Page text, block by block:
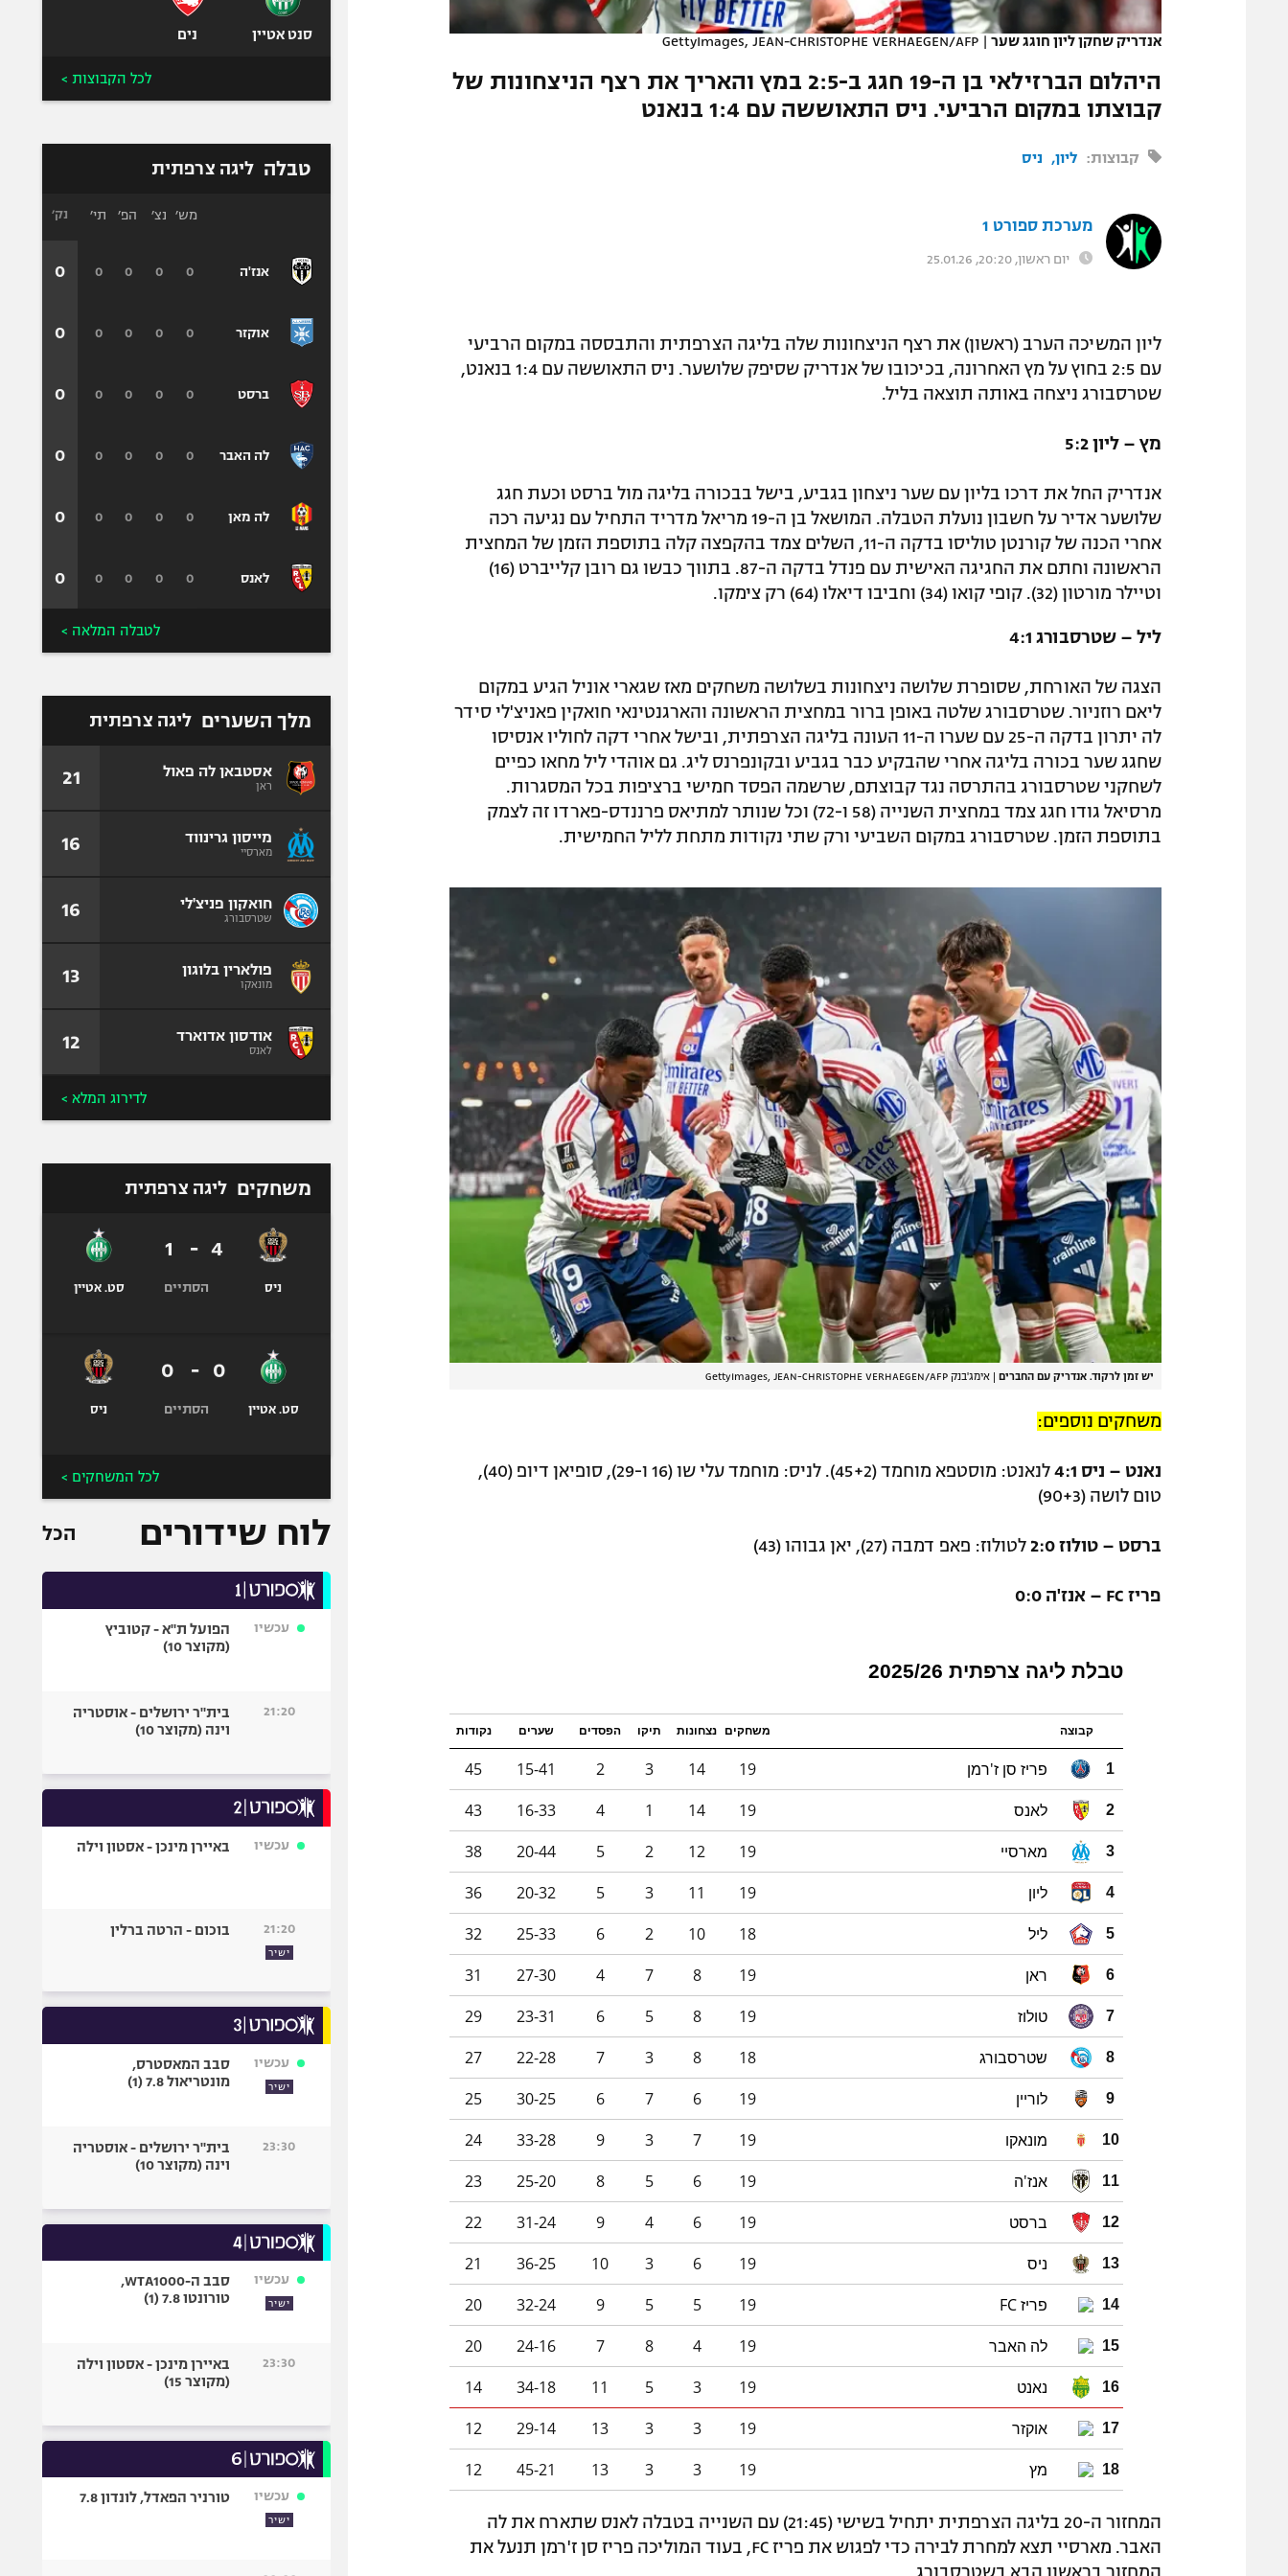
אנדריק שחקן ליון חוגג שער |
GettyImages, JEAN-CHRISTOPHE VERHAEGEN/AFP
היהלום הברזילאי בן ה-19 חגג ב-2:5 במץ והאריך את רצף הניצחונות של
קבוצתו במקום הרביעי. ניס התאוששה עם 1:4 בנאנט
קבוצות: ליון ניס
מערכת ספורט 1
יום ראשון, 20:20, 25.01.26
ליון המשיכה הערב (ראשון) את רצף הניצחונות שלה בליגה הצרפתית והתבססה במקום הרביעי
עם 2:5 בחוץ על מץ האחרונה, בכיכובו של אנדריק שסיפק שלושער. ניס התאוששה עם 1:4 בנאנט,
שטרסבורג ניצחה באותה תוצאה בליל.
מץ – ליון 5:2
אנדריק החל את דרכו בליון עם שער ניצחון בגביע, בישל בבכורה בליגה מול ברסט וכעת חגג
שלושער אדיר על חשבון נועלת הטבלה. המושאל בן ה-19 מריאל מדריד התחיל עם נגיעה רכה
אחרי הכנה של קורנטן טוליסו בדקה ה-11, השלים צמד בהקפצה קלה בתוספת הזמן של המחצית
הראשונה וחתם את החגיגה האישית עם פנדל בדקה ה-87. בתווך כבשו גם רובן קלייברט (16)
וטיילר מורטון (32). קופי קואו (34) וחביבו דיאלו (64) רק צימקו.
ליל – שטרסבורג 4:1
הצגה של האורחת, שסופרת שלושה ניצחונות בשלושה משחקים מאז שגארי אוניל הגיע במקום
ליאם רוזניור. שטרסבורג שלטה באופן ברור במחצית הראשונה והארגנטינאי חואקין פאניצ'לי סידר
לה יתרון בדקה ה-25 עם שערו ה-11 העונה בליגה הצרפתית, ובישל אחרי דקה לחוליו אנסיסו
שחגג שער בכורה בליגה אחרי שהבקיע כבר בגביע ובקונפרנס ליג. גם אוהדי ליל מחאו כפיים
לשחקני שטרסבורג בהתרסה נגד קבוצתם, שרשמה הפסד חמישי ברציפות בכל המסגרות.
מרסיאל גודו חגג צמד במחצית השנייה (58 ו-72) וכל שנותר למתיאס פרננדס-פארדו זה לצמק
בתוספת הזמן. שטרסבורג במקום השביעי ורק שתי נקודות מתחת לליל החמישית.
יש זמן לרקוד. אנדריק עם החברים | אימג'בנק GettyImages, JEAN-CHRISTOPHE VERHAEGEN/AFP
משחקים נוספים:
נאנט – ניס 4:1
לנאנט: מוסטפא מוחמד (45+2). לניס: מוחמד עלי שו (16 ו-29), סופיאן דיופ (40),
טום לושה (90+3)
ברסט – טולוז 2:0 לטולוז: פאפ דמבה (27), יאן גבוהו (43)
פריז FC – אנז'ה 0:0
טבלת ליגה צרפתית 2025/26
קבוצה משחקים נצחונות תיקו הפסדים שערים נקודות
1 פריז סן ז'רמן 19
14
3
2
15-41
45
2 לאנס 19
14
1
4
16-33
43
3 מארסיי 19
12
2
5
20-44
38
4 ליון 19
11
3
5
20-32
36
5 ליל 18
10
2
6
25-33
32
6 ראן 19
8
7
4
27-30
31
7 טולוז 19
8
5
6
23-31
29
8 שטרסבורג 18
8
3
7
22-28
27
9 לוריין 19
6
7
6
30-25
25
10 מונאקו 19
7
3
9
33-28
24
11 אנז'ה 19
6
5
8
25-20
23
12 ברסט 19
6
4
9
31-24
22
13 ניס 19
6
3
10
36-25
21
14 פריז FC 19
5
5
9
32-24
20
15 לה האבר 19
4
8
7
24-16
20
16 נאנט 19
3
5
11
34-18
14
17 אוקזר 19
3
3
13
29-14
12
18 מץ 19
3
3
13
45-21
12
המחזור ה-20 בליגה הצרפתית יתחיל בשישי (21:45) עם השנייה בטבלה לאנס שתארח את לה
האבר. מארסיי תצא למחרת לבירה כדי לפגוש את פריז FC, בעוד המוליכה פריז סן ז'רמן תנעל את
סנט אטיין נים
לכל הקבוצות >
טבלה ליגה צרפתית
אנז'ה
אוקזר
ברסט
לה האבר
לה מאן
לאנס
מש׳ נצ׳ הפ׳ תי׳
0
0
0
0
0
0
0
0
0
0
0
0
0
0
0
0
0
0
0
0
0
0
0
0
נק׳
0
0
0
0
0
0
לטבלה המלאה >
מלך השערים ליגה צרפתית
אסטבאן לה פאול
ראן 21
מייסון גרינווד
מארסיי 16
חואקון פניצ'לי
שטרסבורג 16
פולארין בלוגון
מונאקו 13
אודסון אדוארד
לאנס 12
לדירוג המלא >
משחקים ליגה צרפתית
ניס
4
-
1
הסתיים סט. אטיין
סט. אטיין
0
-
0
הסתיים ניס
לכל המשחקים >
לוח שידורים הכל
עכשיו
הפועל ת"א - קטוביץ
(מקוצר 10)
21:20
בית"ר ירושלים - אוסטריה
וינה (מקוצר 10)
עכשיו באיירן מינכן - אסטון וילה
21:20
ישיר
בוכום - הרטה ברלין
עכשיו
ישיר
סבב המאסטרס,
מונטריאול 7.8 (1)
23:30
בית"ר ירושלים - אוסטריה
וינה (מקוצר 10)
עכשיו
ישיר
סבב ה-WTA1000,
טורונטו 7.8 (1)
23:30
באיירן מינכן - אסטון וילה
(מקוצר 15)
עכשיו
ישיר
טורניר הפאדל, לונדון 7.8